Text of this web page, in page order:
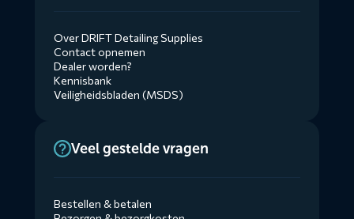
Over DRIFT Detailing Supplies
Contact opnemen
Dealer worden?
Kennisbank
Veiligheidsbladen (MSDS)
Veel gestelde vragen
Bestellen & betalen